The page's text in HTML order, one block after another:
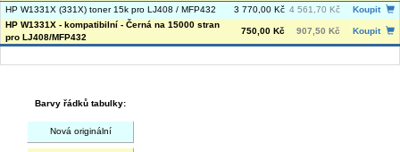
HP W1331X (331X) toner 15k pro LJ408 / MFP432 3 770,00 Kč 4 561,70 Kč
Koupit
HP W1331X - kompatibilní - Černá na 15000 stran
pro LJ408/MFP432
750,00 Kč 907,50 Kč Koupit
Barvy řádků tabulky:
Nová originální